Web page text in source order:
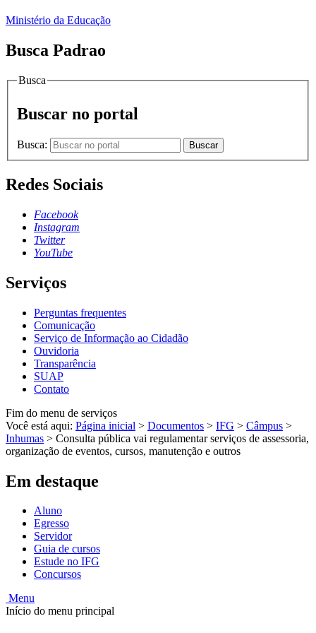
Ministério da Educação
Busca Padrao
Busca
Buscar no portal
Busca: Buscar
Redes Sociais
Facebook
Instagram
Twitter
YouTube
Serviços
Perguntas frequentes
Comunicação
Serviço de Informação ao Cidadão
Ouvidoria
Transparência
SUAP
Contato
Fim do menu de serviços
Você está aqui: Página inicial > Documentos > IFG > Câmpus >
Inhumas > Consulta pública vai regulamentar serviços de assessoria,
organização de eventos, cursos, manutenção e outros
Em destaque
Aluno
Egresso
Servidor
Guia de cursos
Estude no IFG
Concursos
Menu
Início do menu principal